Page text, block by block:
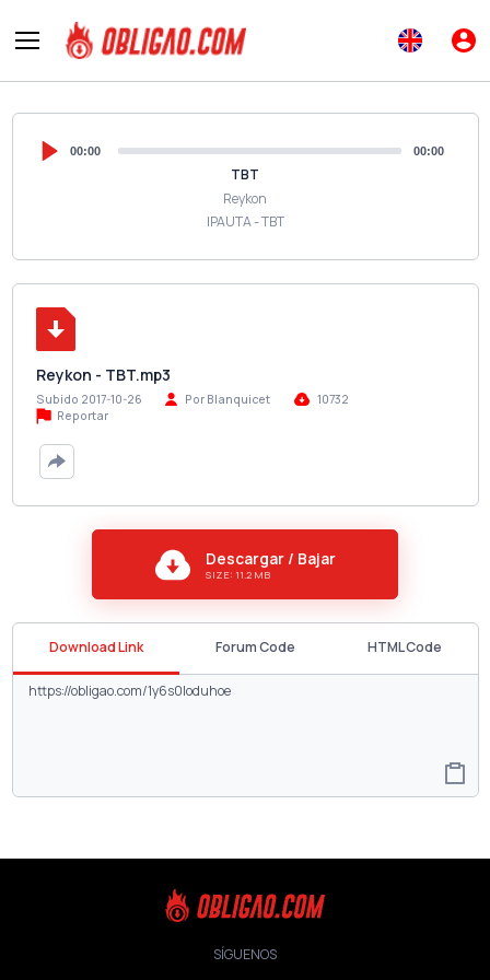
00:00 00:00
TBT
Reykon
IPAUTA - TBT
Reykon - TBT.mp3
Subido 2017-10-26 Por Blanquicet
10732
Reportar
Descargar / Bajar
SIZE: 11.2 MB
Download Link Forum Code HTML Code
SÍGUENOS